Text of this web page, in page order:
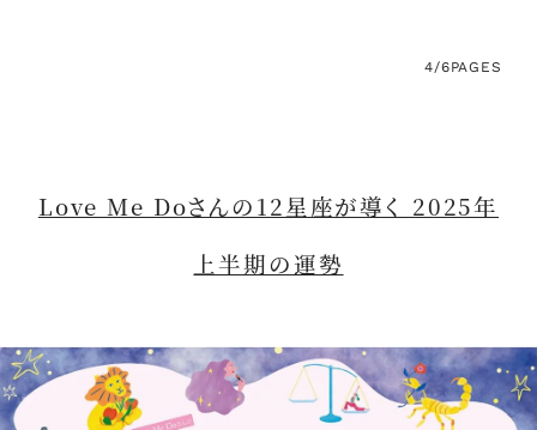
4/6PAGES
Love Me Doさんの12星座が導く 2025年
上半期の運勢